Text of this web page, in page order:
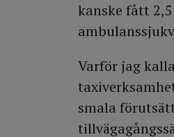
kanske fått
Varför jag
smala